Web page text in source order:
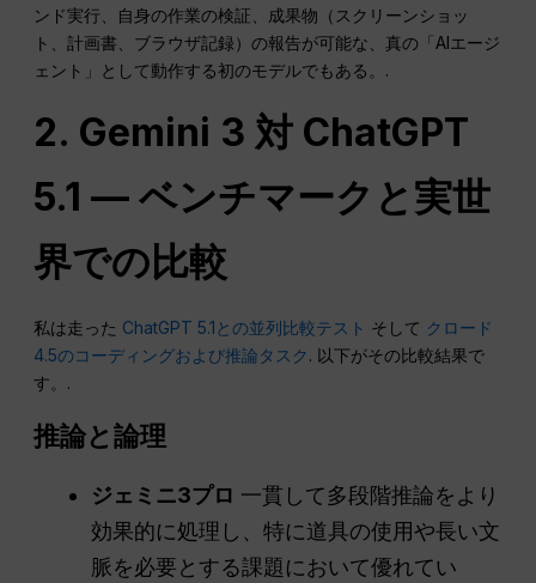
ンド実行、自身の作業の検証、成果物（スクリーンショッ
ト、計画書、ブラウザ記録）の報告が可能な、真の「AIエージ
ェント」として動作する初のモデルでもある。.
2. Gemini 3 対 ChatGPT
5.1 — ベンチマークと実世
界での比較
私は走った ChatGPT 5.1との並列比較テスト そして クロード
4.5のコーディングおよび推論タスク. 以下がその比較結果で
す。.
推論と論理
ジェミニ3プロ 一貫して多段階推論をより
効果的に処理し、特に道具の使用や長い文
脈を必要とする課題において優れてい